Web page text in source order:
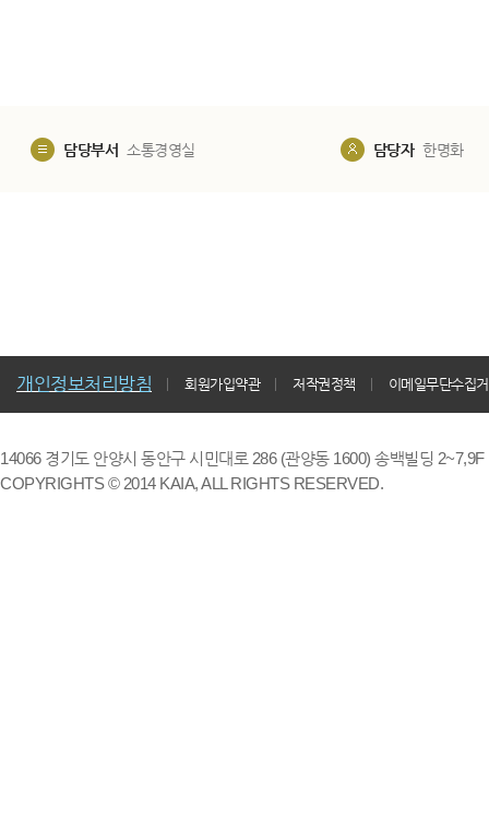
담당부서 소통경영실 담당자 한명화
개인정보처리방침 회원가입약관 저작권정책 이메일무단수집
14066 경기도 안양시 동안구 시민대로 286 (관양동 1600) 송백빌딩
COPYRIGHTS © 2014 KAIA, ALL RIGHTS RESERVED.